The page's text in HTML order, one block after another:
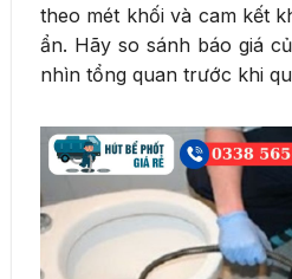
theo mét khối và cam kết
ẩn. Hãy so sánh báo giá
nhìn tổng quan trước khi